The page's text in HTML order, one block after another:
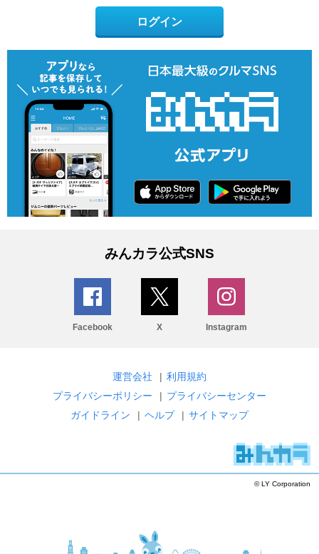
ログイン
みんカラ公式SNS
Facebook X Instagram
運営会社 | 利用規約
プライバシーポリシー
| プライバシーセンター
ガイドライン
| ヘルプ | サイトマップ
© LY Corporation